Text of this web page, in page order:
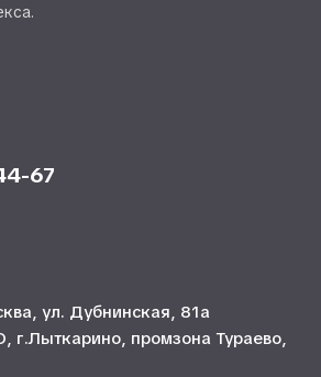
67
ул. Дубнинская, 81а
г.Лыткарино, промзона Тураево,